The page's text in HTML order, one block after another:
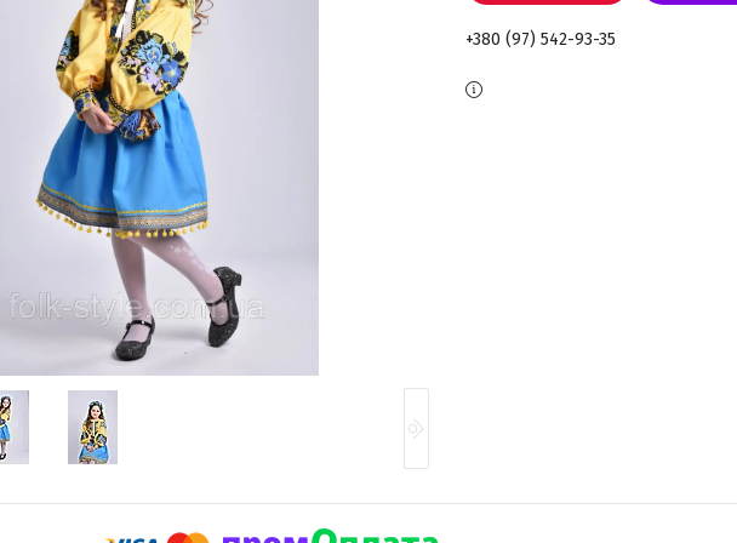
+380 (97) 542-93-35